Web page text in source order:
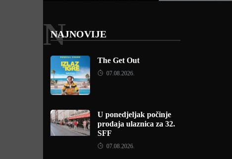
NAJNOVIJE
N
The Get Out
07.08.2026.
U ponedjeljak počinje
prodaja ulaznica za 32.
SFF
07.08.2026.